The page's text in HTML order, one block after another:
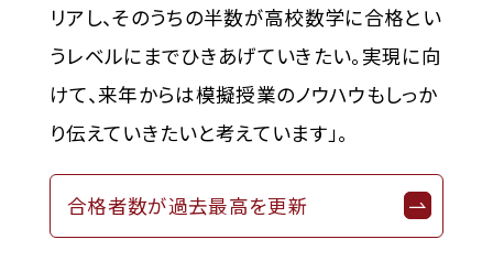
リアし、そのうちの半数が高校数学に合格とい
うレベルにまでひきあげていきたい。実現に向
けて、来年からは模擬授業のノウハウもしっか
り伝えていきたいと考えています」。
合格者数が過去最高を更新